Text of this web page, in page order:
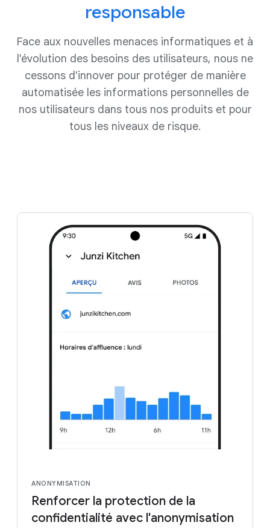
responsable
Face aux nouvelles menaces informatiques et à
l'évolution des besoins des utilisateurs, nous ne
cessons d'innover pour protéger de manière
automatisée les informations personnelles de
nos utilisateurs dans tous nos produits et pour
tous les niveaux de risque.
ANONYMISATION
Renforcer la protection de la
confidentialité avec l'anonymisation